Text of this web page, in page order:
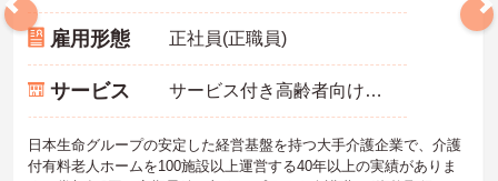
雇用形態 正社員(正職員)
サービス サービス付き高齢者向け住宅（サ高住）
日本生命グループの安定した経営基盤を持つ大手介護企業で、介護
付有料老人ホームを100施設以上運営する40年以上の実績がありま